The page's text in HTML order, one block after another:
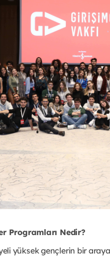
Programları Nedir?
yüksek gençlerin bir